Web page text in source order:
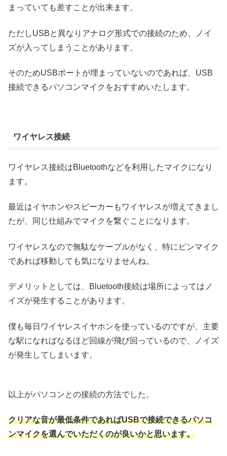
まっていても差すことが出来ます。
ただしUSBと異なりアナログ形式での接続のため、ノイ
ズが入ってしまうことがあります。
そのためUSBポートが埋まっていないのであれば、USB
接続できるパソコンマイクをおすすめいたします。
ワイヤレス接続
ワイヤレス接続はBluetoothなどを利用したマイクになり
ます。
最近はイヤホンやスピーカーもワイヤレスが増えてきまし
たが、同じ仕組みでマイクを繋ぐことになります。
ワイヤレスなので無駄なケーブルがなく、特にピンマイク
であれば移動しても気になりませんね。
デメリットとしては、Bluetooth接続は場所によってはノ
イズが発生することがあります。
僕も毎日ワイヤレスイヤホンを使っているのですが、主要
な駅になればなるほど回線が飛び回っているので、ノイズ
が発生してしまいます。
以上がパソコンとの接続の方法でした。
クリアな音が最低条件であればUSBで接続できるパソコ
ンマイクを選んでいただくのが良いかと思います。